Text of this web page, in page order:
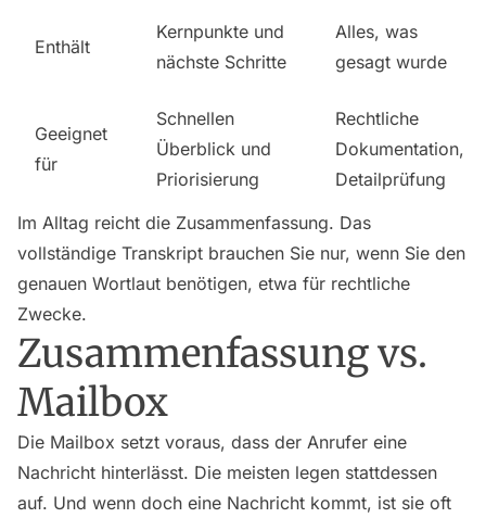
Enthält
Kernpunkte und
nächste Schritte
Alles, was
gesagt wurde
Geeignet
für
Schnellen
Überblick und
Priorisierung
Rechtliche
Dokumentation,
Detailprüfung
Im Alltag reicht die Zusammenfassung. Das
vollständige Transkript brauchen Sie nur, wenn Sie den
genauen Wortlaut benötigen, etwa für rechtliche
Zwecke.
Zusammenfassung vs.
Mailbox
Die Mailbox setzt voraus, dass der Anrufer eine
Nachricht hinterlässt. Die meisten legen stattdessen
auf. Und wenn doch eine Nachricht kommt, ist sie oft